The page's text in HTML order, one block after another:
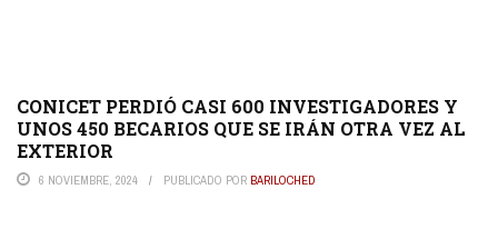
CONICET PERDIÓ CASI 600 INVESTIGADORES Y
UNOS 450 BECARIOS QUE SE IRÁN OTRA VEZ AL
EXTERIOR
6 NOVIEMBRE, 2024 PUBLICADO POR BARILOCHED